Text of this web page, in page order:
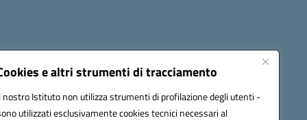
e altri strumenti di tracciamento
nostro Istituto non utilizza strumenti di profilazione degli utenti -
utilizzati esclusivamente cookies tecnici necessari al